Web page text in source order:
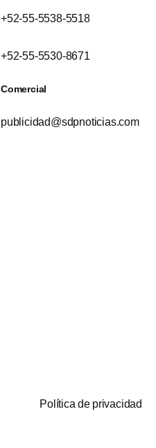
+52-55-5538-5518
+52-55-5530-8671
Comercial
publicidad@sdpnoticias.com
Política de privacidad